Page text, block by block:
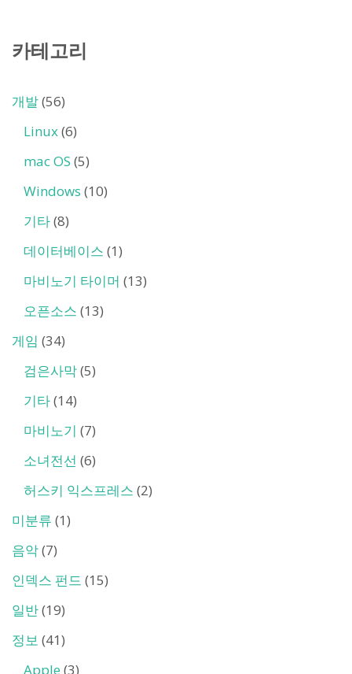
카테고리
개발(56)
Linux(6)
mac OS (5)
Windows (10)
기타(8)
데이터베이스 (1)
마비노기 타이머 (13)
오픈소스 (13)
게임 (34)
검은사막(5)
기타(14)
마비노기 (7)
소녀전선 (6)
허스키 익스프레스 (2)
미분류 (1)
음악(7)
인덱스 펀드 (15)
일반(19)
정보 (41)
Apple (3)